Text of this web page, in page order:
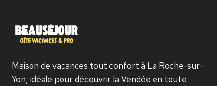
Maison de vacances tout confort à La Roche-sur-
Yon, idéale pour découvrir la Vendée en toute